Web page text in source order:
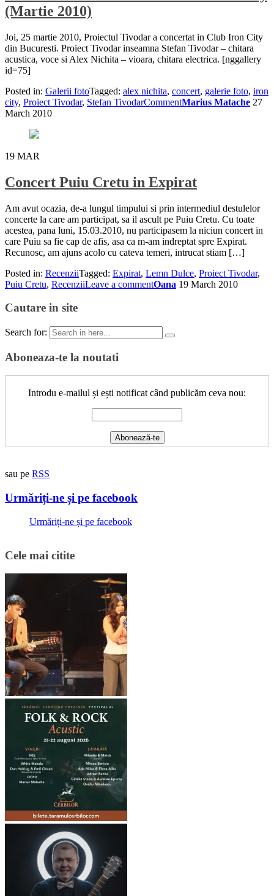
(Martie 2010)
Joi, 25 martie 2010, Proiectul Tivodar a concertat in Club Iron City
din Bucuresti. Proiect Tivodar inseamna Stefan Tivodar – chitara
acustica, voce si Alex Nichita – vioara, chitara electrica. [nggallery
id=75]
Posted in: Galerii fotoTagged: alex nichita, concert, galerie foto, iron
city, Proiect Tivodar, Stefan TivodarCommentMarius Matache 27
March 2010
19 MAR
Concert Puiu Cretu in Expirat
Am avut ocazia, de-a lungul timpului si prin intermediul destulelor
concerte la care am participat, sa il ascult pe Puiu Cretu. Cu toate
acestea, pana luni, 15.03.2010, nu participasem la niciun concert in
care Puiu sa fie cap de afis, asa ca m-am indreptat spre Expirat.
Recunosc, am ajuns acolo cu cateva temeri, intrucat stiam […]
Posted in: RecenziiTagged: Expirat, Lemn Dulce, Proiect Tivodar,
Puiu Cretu, RecenziiLeave a commentOana 19 March 2010
Cautare in site
Search for:
Aboneaza-te la noutati
Introdu e-mailul și ești notificat când publicăm ceva nou:
sau pe RSS
Urmăriți-ne și pe facebook
Urmăriți-ne și pe facebook
Cele mai citite